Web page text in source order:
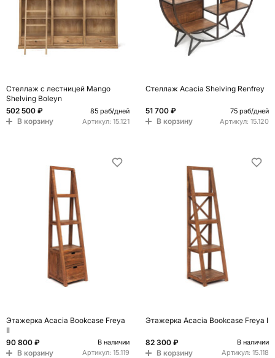
Стеллаж с лестницей Mango
Shelving Boleyn
502 500 ₽
85 раб/дней
В корзину Артикул: 15.121
Стеллаж Acacia Shelving Renfrey
51 700 ₽ 75 раб/дней
В корзину Артикул: 15.120
Этажерка Acacia Bookcase Freya
II
90 800 ₽
В наличии
В корзину Артикул: 15.119
Этажерка Acacia Bookcase Freya I
82 300 ₽ В наличии
В корзину Артикул: 15.118